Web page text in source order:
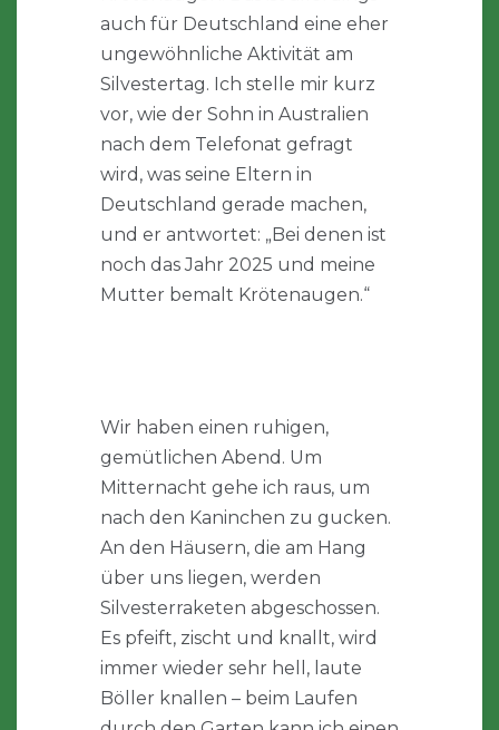
auch für Deutschland eine eher
ungewöhnliche Aktivität am
Silvestertag. Ich stelle mir kurz
vor, wie der Sohn in Australien
nach dem Telefonat gefragt
wird, was seine Eltern in
Deutschland gerade machen,
und er antwortet: „Bei denen ist
noch das Jahr 2025 und meine
Mutter bemalt Krötenaugen.“
Wir haben einen ruhigen,
gemütlichen Abend. Um
Mitternacht gehe ich raus, um
nach den Kaninchen zu gucken.
An den Häusern, die am Hang
über uns liegen, werden
Silvesterraketen abgeschossen.
Es pfeift, zischt und knallt, wird
immer wieder sehr hell, laute
Böller knallen – beim Laufen